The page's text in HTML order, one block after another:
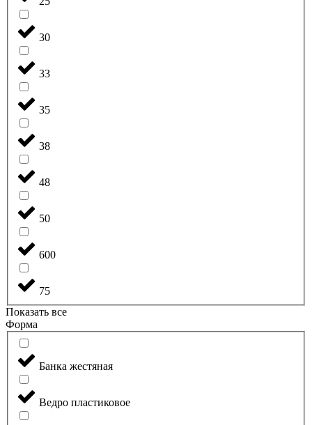
30
33
35
38
48
50
600
75
Показать все
Форма
Банка жестяная
Ведро пластиковое